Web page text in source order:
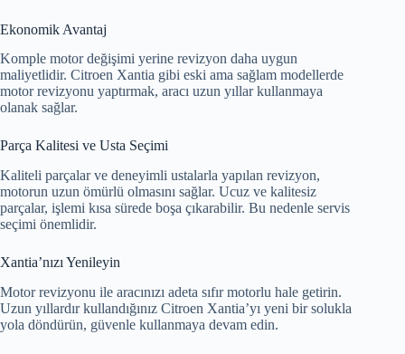
Ekonomik Avantaj
Komple motor değişimi yerine revizyon daha uygun
maliyetlidir. Citroen Xantia gibi eski ama sağlam modellerde
motor revizyonu yaptırmak, aracı uzun yıllar kullanmaya
olanak sağlar.
Parça Kalitesi ve Usta Seçimi
Kaliteli parçalar ve deneyimli ustalarla yapılan revizyon,
motorun uzun ömürlü olmasını sağlar. Ucuz ve kalitesiz
parçalar, işlemi kısa sürede boşa çıkarabilir. Bu nedenle servis
seçimi önemlidir.
Xantia’nızı Yenileyin
Motor revizyonu ile aracınızı adeta sıfır motorlu hale getirin.
Uzun yıllardır kullandığınız Citroen Xantia’yı yeni bir solukla
yola döndürün, güvenle kullanmaya devam edin.